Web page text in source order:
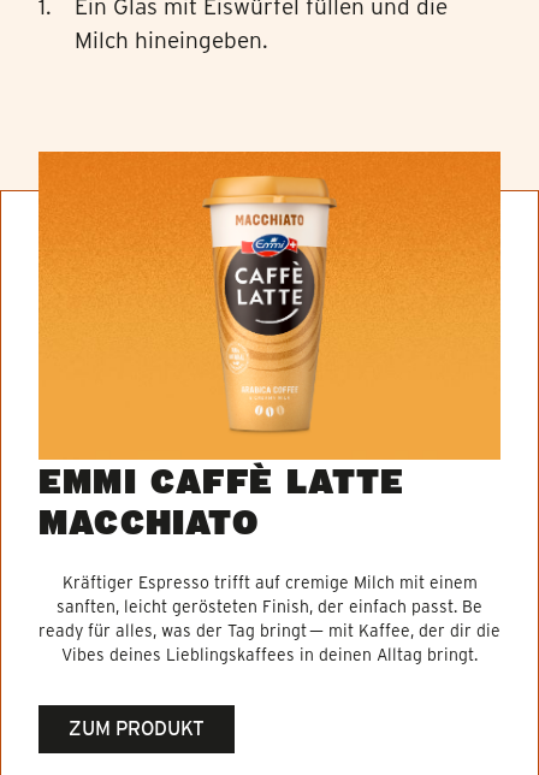
Milch hineingeben.
EMMI CAFFÈ LATTE
MACCHIATO
Kräftiger Espresso trifft auf cremige Milch mit einem
sanften, leicht gerösteten Finish, der einfach passt. Be
ready für alles, was der Tag bringt — mit Kaffee, der dir die
Vibes deines Lieblingskaffees in deinen Alltag bringt.
ZUM PRODUKT